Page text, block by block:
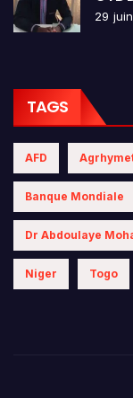
29
TAGS
AFD
Banque Mondiale
Dr Abdoulaye
Niger Togo